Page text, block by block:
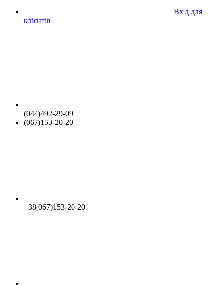
Вхід для
клієнтів
(044)492-29-09
(067)153-20-20
+38(067)153-20-20